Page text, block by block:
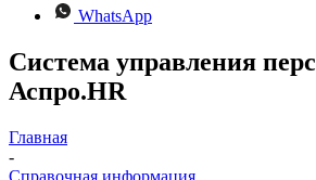
WhatsApp
Система управления
Аспро.HR
Главная
-
Справочная информация